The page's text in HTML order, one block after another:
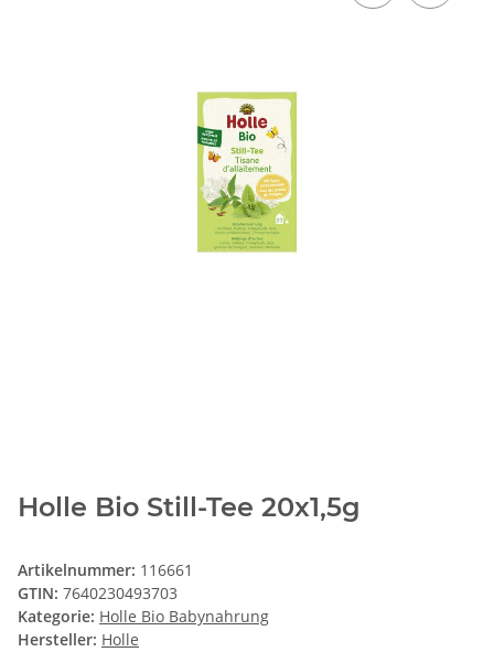
Holle Bio Still-Tee 20x1,5g
Artikelnummer: 116661
GTIN: 7640230493703
Kategorie: Holle Bio Babynahrung
Hersteller: Holle